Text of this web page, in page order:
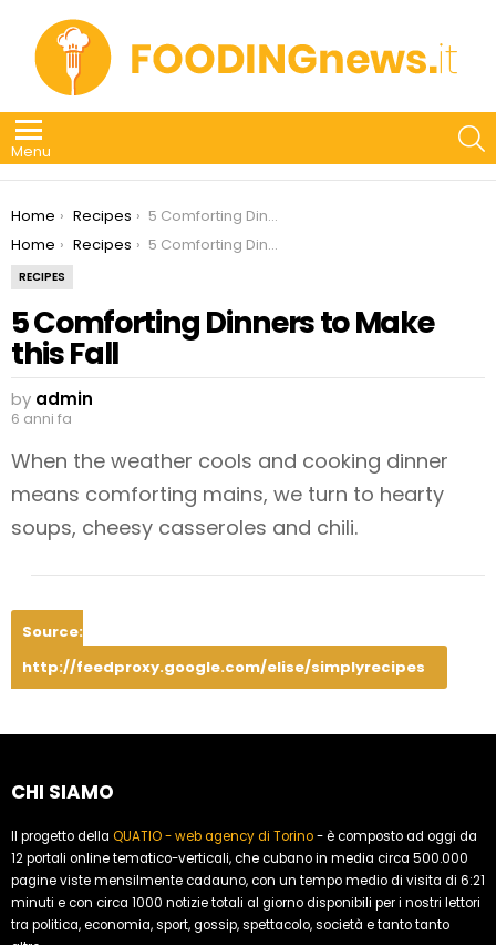
Menu
You are here:
Home Recipes
5 Comforting Dinners to Make this Fall
You are here:
Home Recipes 5 Comforting Dinners to Make this Fall
RECIPES
5 Comforting Dinners to Make
this Fall
by admin
6 anni fa
When the weather cools and cooking dinner
means comforting mains, we turn to hearty
soups, cheesy casseroles and chili.
Source:
http://feedproxy.google.com/elise/simplyrecipes
CHI SIAMO
Il progetto della QUATIO - web agency di Torino- è composto ad oggi da
12 portali online tematico-verticali, che cubano in media circa 500.000
pagine viste mensilmente cadauno, con un tempo medio di visita di 6:21
minuti e con circa 1000 notizie totali al giorno disponibili per i nostri lettori
tra politica, economia, sport, gossip, spettacolo, società e tanto tanto